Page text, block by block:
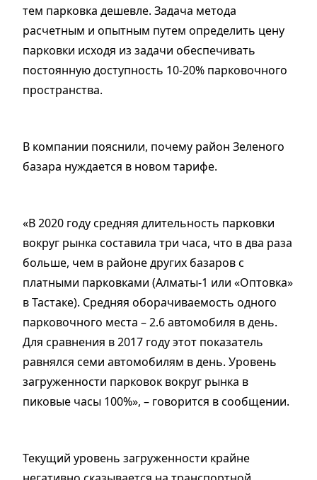
тем парковка дешевле. Задача метода
расчетным и опытным путем определить цену
парковки исходя из задачи обеспечивать
постоянную доступность 10-20% парковочного
пространства.
В компании пояснили, почему район Зеленого
базара нуждается в новом тарифе.
«В 2020 году средняя длительность парковки
вокруг рынка составила три часа, что в два раза
больше, чем в районе других базаров с
платными парковками (Алматы-1 или «Оптовка»
в Тастаке). Средняя оборачиваемость одного
парковочного места – 2.6 автомобиля в день.
Для сравнения в 2017 году этот показатель
равнялся семи автомобилям в день. Уровень
загруженности парковок вокруг рынка в
пиковые часы 100%», – говорится в сообщении.
Текущий уровень загруженности крайне